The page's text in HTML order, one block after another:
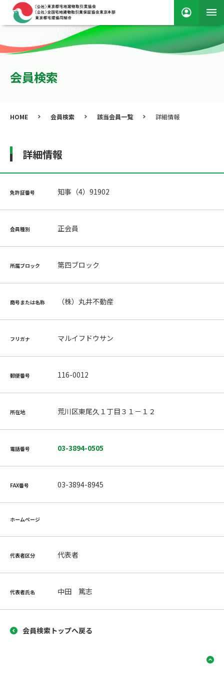
会員検索
HOME 会員検索 該当会員一覧 詳細情報
詳細情報
免許証番号 知事（4）91902
会員種別 正会員
所属ブロック 第四ブロック
商号または名称 （株）丸井不動産
フリガナ マルイフドウサン
郵便番号 116-0012
所在地 荒川区東尾久１丁目３１－１２
電話番号 03-3894-0505
FAX番号 03-3894-8945
ホームページ
代表者区分 代表者
代表者氏名 中田 篤志
会員検索トップへ戻る